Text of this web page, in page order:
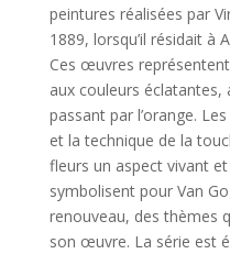
peintures réalisées par
1889, lorsqu’il résidait à
Ces œuvres
aux couleurs éclatantes,
passant par l’orange.
et la technique de la
fleurs un aspect vivant
symbolisent pour Van
renouveau, des thèmes
son œuvre. La série est